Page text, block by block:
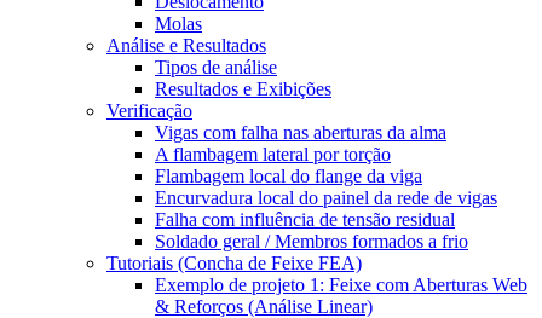
Molas
Análise e Resultados
Tipos de análise
Resultados e Exibições
Verificação
Vigas com falha nas aberturas da alma
A flambagem lateral por torção
Flambagem local do flange da viga
Encurvadura local do painel da rede de vigas
Falha com influência de tensão residual
Soldado geral / Membros formados a frio
Tutoriais (Concha de Feixe FEA)
Exemplo de projeto 1: Feixe com Aberturas Web
& Reforços (Análise Linear)